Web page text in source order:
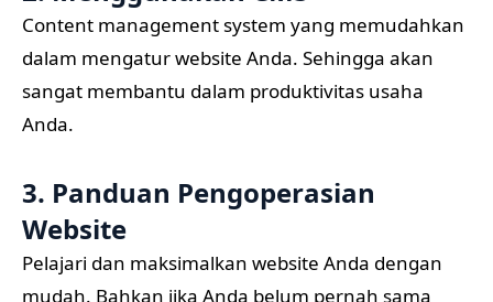
Content management system yang memudahkan
dalam mengatur website Anda. Sehingga akan
sangat membantu dalam produktivitas usaha
Anda.
3. Panduan Pengoperasian
Website
Pelajari dan maksimalkan website Anda dengan
mudah. Bahkan jika Anda belum pernah sama